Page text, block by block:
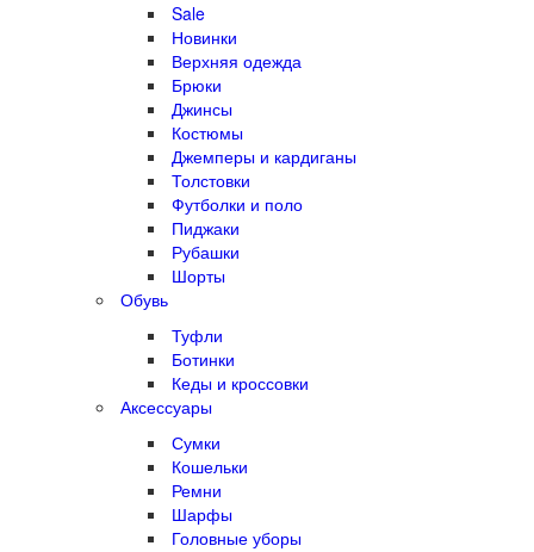
Sale
Новинки
Верхняя одежда
Брюки
Джинсы
Костюмы
Джемперы и кардиганы
Толстовки
Футболки и поло
Пиджаки
Рубашки
Шорты
Обувь
Туфли
Ботинки
Кеды и кроссовки
Аксессуары
Сумки
Кошельки
Ремни
Шарфы
Головные уборы